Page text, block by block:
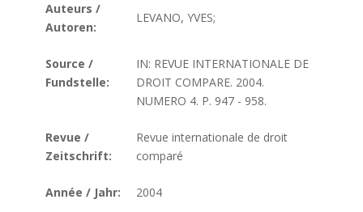
Auteurs /
Autoren:
LEVANO, YVES;
Source /
Fundstelle:
IN: REVUE INTERNATIONALE DE
DROIT COMPARE. 2004.
NUMERO 4. P. 947 - 958.
Revue /
Zeitschrift:
Revue internationale de droit
comparé
Année / Jahr: 2004